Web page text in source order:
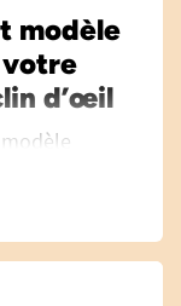
modèle
votre
d’œil
modèle
pour
à votre